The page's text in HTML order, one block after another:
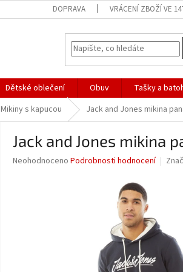
DOPRAVA VRÁCENÍ ZBOŽÍ VE
Dětské oblečení Obuv Tašky a
Mikiny s kapucou Jack and Jones mikina
Jack and Jones mikina
Průměrné
Neohodnoceno Podrobnosti hodnocení